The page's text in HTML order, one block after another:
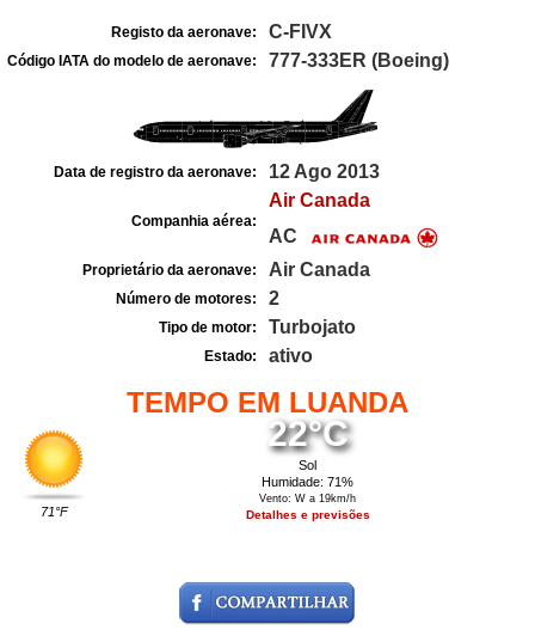
Registo da aeronave: C-FIVX
Código IATA do modelo de aeronave: 777-333ER (Boeing)
Data de registro da aeronave: 12 Ago 2013
Companhia aérea:
Air Canada
AC
Proprietário da aeronave: Air Canada
Número de motores: 2
Tipo de motor: Turbojato
Estado: ativo
TEMPO EM LUANDA
71°F
22°C
Sol
Humidade: 71%
Vento: W a 19km/h
Detalhes e previsões